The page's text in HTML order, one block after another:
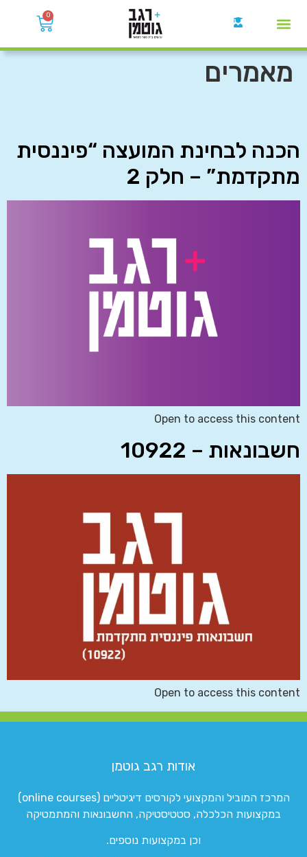
0
מאמרים
הכנה לבחינת המועצה “פיננסית
מתקדמת” – חלק 2
Open to access this content
חשבונאות – 10922
Open to access this content
אודות רגב גוטמן
המרכז המוביל והמקצועי לקורסים דיגיטליים (online courses)
במקצועות הכלכלה, סטטיסטיקה, החשבונאות והמתמטיקה
וכן במקצועות נוספים.